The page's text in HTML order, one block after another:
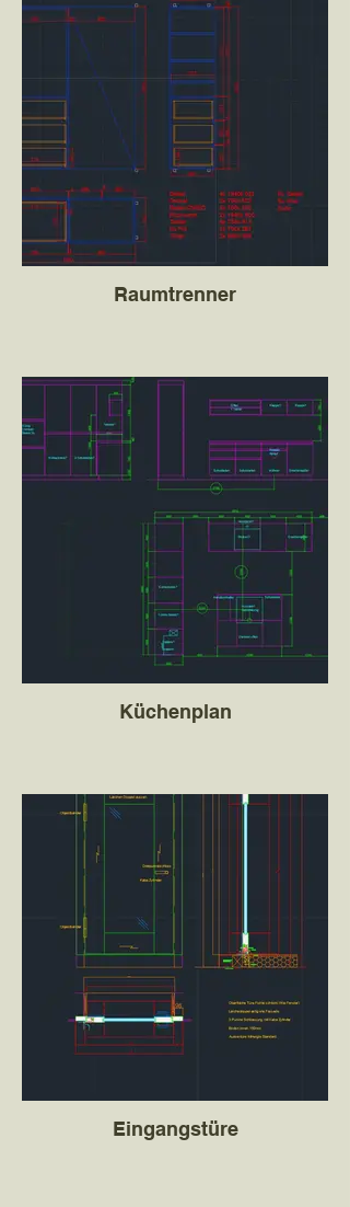
Raumtrenner
Küchenplan
Eingangstüre